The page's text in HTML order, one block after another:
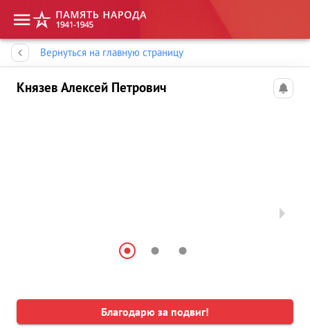
Вернуться на главную страницу
Князев Алексей Петрович
Благодарю за подвиг!
Память народа